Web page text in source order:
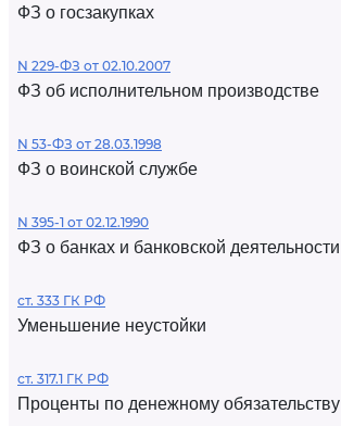
ФЗ о госзакупках
N 229-ФЗ от 02.10.2007
ФЗ об исполнительном производстве
N 53-ФЗ от 28.03.1998
ФЗ о воинской службе
N 395-1 от 02.12.1990
ФЗ о банках и банковской деятельности
ст. 333 ГК РФ
Уменьшение неустойки
ст. 317.1 ГК РФ
Проценты по денежному обязательству